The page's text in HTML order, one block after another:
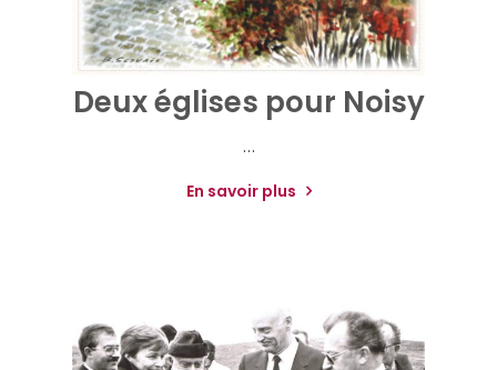
Deux églises pour Noisy
…
En savoir plus